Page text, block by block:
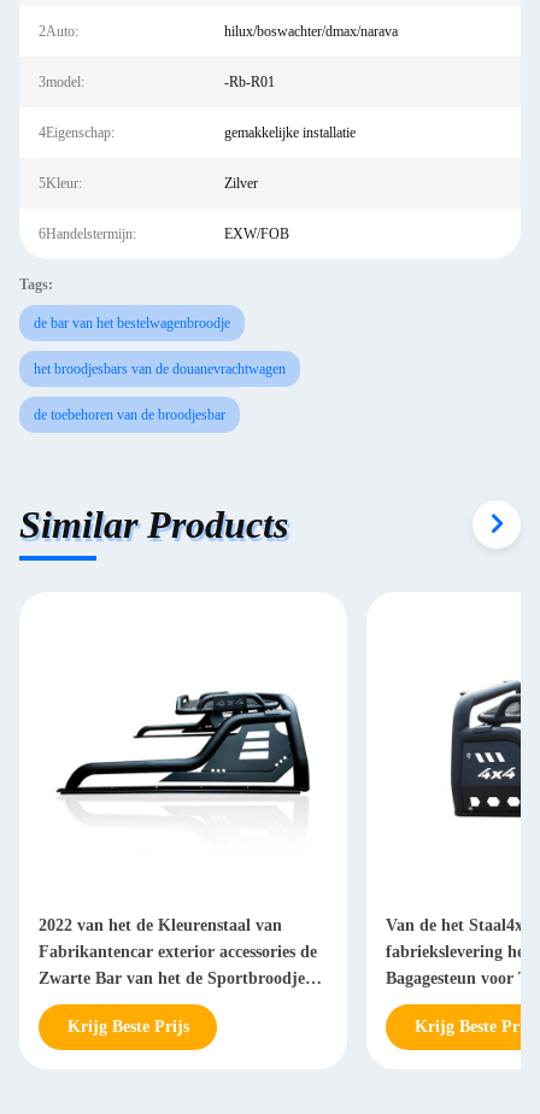
2Auto: hilux/boswachter/dmax/narava
3model: -Rb-R01
4Eigenschap: gemakkelijke installatie
5Kleur: Zilver
6Handelstermijn: EXW/FOB
Tags:
de bar van het bestelwagenbroodje
het broodjesbars van de douanevrachtwagen
de toebehoren van de broodjesbar
Similar Products
2022 van het de Kleurenstaal van
Fabrikantencar exterior accessories de
Zwarte Bar van het de Sportbroodje
voor Ford F150 Toyota Tacoma
Krijg Beste Prijs
Van de het Staal4x4
fabriekslevering het
Bagagesteun voor
Krijg Beste Prijs